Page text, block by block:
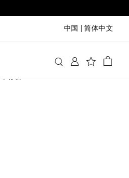
中国 简体中文